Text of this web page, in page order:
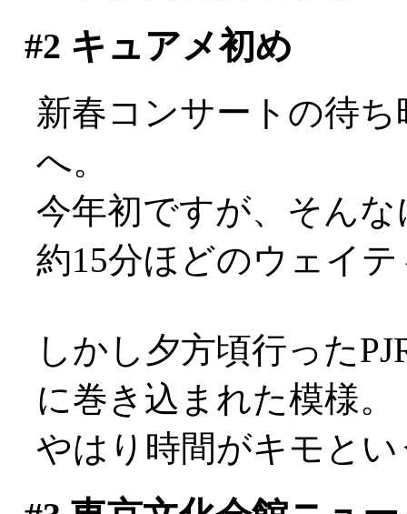
#2 キュアメ初め
新春コンサートの待
へ。
今年初ですが、そん
約15分ほどのウェイ
しかし夕方頃行った
に巻き込まれた模様。
やはり時間がキモと